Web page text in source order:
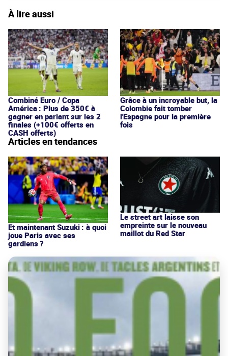
À lire aussi
Combiné Euro / Copa
América : Plus de 350€ à
gagner en pariant sur les 2
finales (+100€ offerts en
CASH offerts)
Grâce à un incroyable but, la
Colombie fait tomber
l'Espagne pour la première
fois
Articles en tendances
Et maintenant Suzuki : à quoi
joue Paris avec ses
gardiens ?
Le street art laisse son
empreinte sur le nouveau
maillot du Red Star